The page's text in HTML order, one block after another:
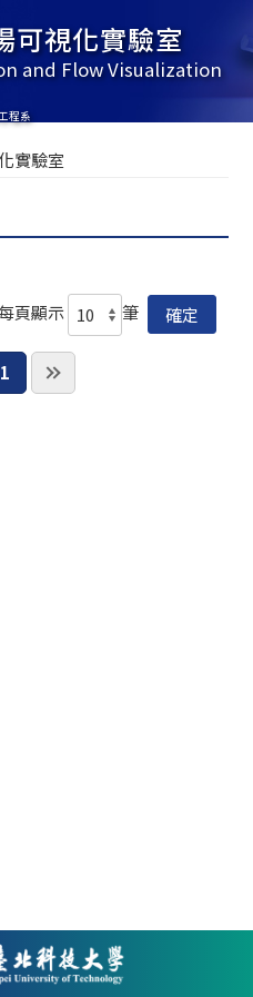
可視化實驗室
and Flow Visualization
程系
實驗室
頁顯示 筆
1